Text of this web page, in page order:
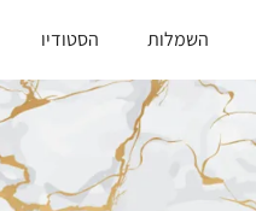
השמלות הסטודיו